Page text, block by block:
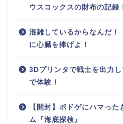
ウスコックスの財布の記録
混雑しているからなんだ！
に心臓を捧げよ！
3Dプリンタで戦士を出力
で体験！
【開封】ボドゲにハマっ
ム『海底探検』